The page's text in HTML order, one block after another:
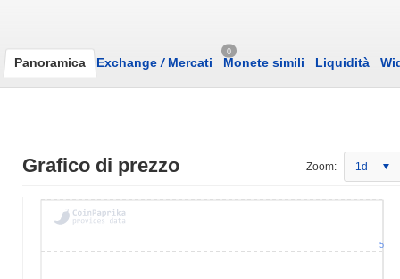
Panoramica Exchange /Mercati
0
Monete simili Liquidità
Grafico di prezzo Zoom: 1d
5